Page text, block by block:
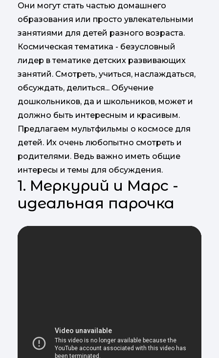
Они могут стать частью домашнего
образования или просто увлекательными
занятиями для детей разного возраста.
Космическая тематика - безусловный
лидер в тематике детских развивающих
занятий. Смотреть, учиться, наслаждаться,
обсуждать, делиться... Обучение
дошкольников, да и школьников, может и
должно быть интересным и красивым.
Предлагаем мультфильмы о космосе для
детей. Их очень любопытно смотреть и
родителями. Ведь важно иметь общие
интересы и темы для обсуждения.
1. Меркурий и Марс -
идеальная парочка